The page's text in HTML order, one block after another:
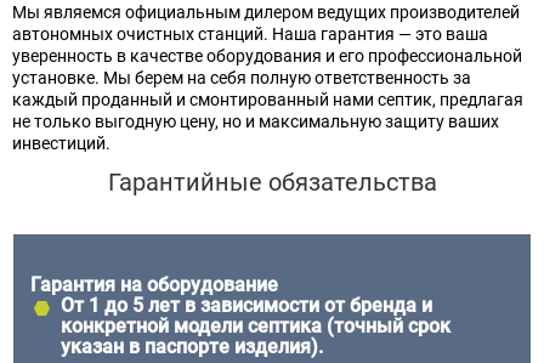
Мы являемся официальным дилером ведущих производителей
автономных очистных станций. Наша гарантия — это ваша
уверенность в качестве оборудования и его профессиональной
установке. Мы берем на себя полную ответственность за
каждый проданный и смонтированный нами септик, предлагая
не только выгодную цену, но и максимальную защиту ваших
инвестиций.
Гарантийные обязательства
Гарантия на оборудование
От 1 до 5 летв зависимости от бренда и
конкретной модели септика (точный срок
указан в паспорте изделия).